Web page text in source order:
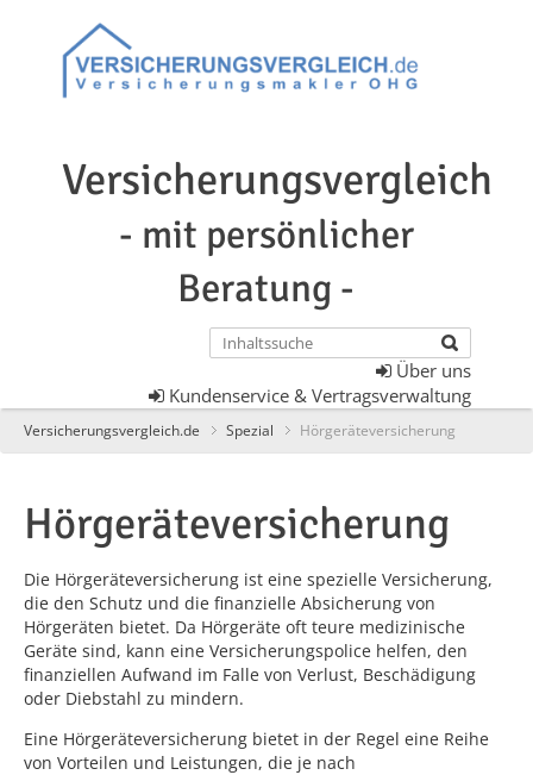
Versicherungsvergleich
- mit persönlicher
Beratung -
Über uns
Kundenservice & Vertragsverwaltung
Versicherungsvergleich.de Spezial Hörgeräteversicherung
Hörgeräteversicherung
Die Hörgeräteversicherung ist eine spezielle Versicherung,
die den Schutz und die finanzielle Absicherung von
Hörgeräten bietet. Da Hörgeräte oft teure medizinische
Geräte sind, kann eine Versicherungspolice helfen, den
finanziellen Aufwand im Falle von Verlust, Beschädigung
oder Diebstahl zu mindern.
Eine Hörgeräteversicherung bietet in der Regel eine Reihe
von Vorteilen und Leistungen, die je nach